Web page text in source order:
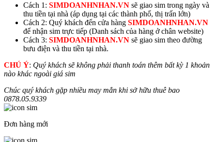
Cách 1: SIMDOANHNHAN.VN sẽ giao sim trong ngày và
thu tiền tại nhà (áp dụng tại các thành phố, thị trấn lớn)
Cách 2: Quý khách đến cửa hàng SIMDOANHNHAN.VN
để nhận sim trực tiếp (Danh sách của hàng ở chân website)
Cách 3: SIMDOANHNHAN.VN sẽ giao sim theo đường
bưu điện và thu tiền tại nhà.
CHÚ Ý: Quý khách sẽ không phải thanh toán thêm bất kỳ 1 khoản
nào khác ngoài giá sim
Chúc quý khách gặp nhiều may mắn khi sở hữu thuê bao
0878.05.9339
Đơn hàng mới